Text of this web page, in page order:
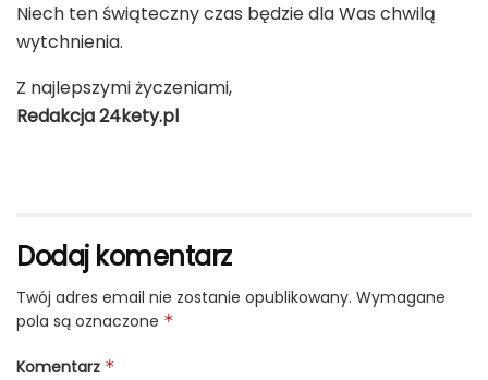
Niech ten świąteczny czas będzie dla Was chwilą
wytchnienia.
Z najlepszymi życzeniami,
Redakcja 24kety.pl
Dodaj komentarz
Twój adres email nie zostanie opublikowany. Wymagane
pola są oznaczone *
Komentarz *